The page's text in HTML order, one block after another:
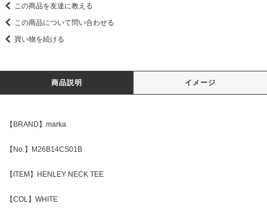
この商品を友達に教える
この商品について問い合わせる
買い物を続ける
商品説明 イメージ
【BRAND】marka
【No.】M26B14CS01B
【ITEM】HENLEY NECK TEE
【COL】WHITE